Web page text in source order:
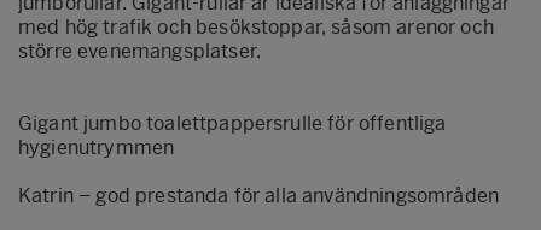
med hög trafik och besökstoppar, såsom arenor och
större evenemangsplatser.
Gigant jumbo toalettpappersrulle för offentliga
hygienutrymmen
Katrin – god prestanda för alla användningsområden